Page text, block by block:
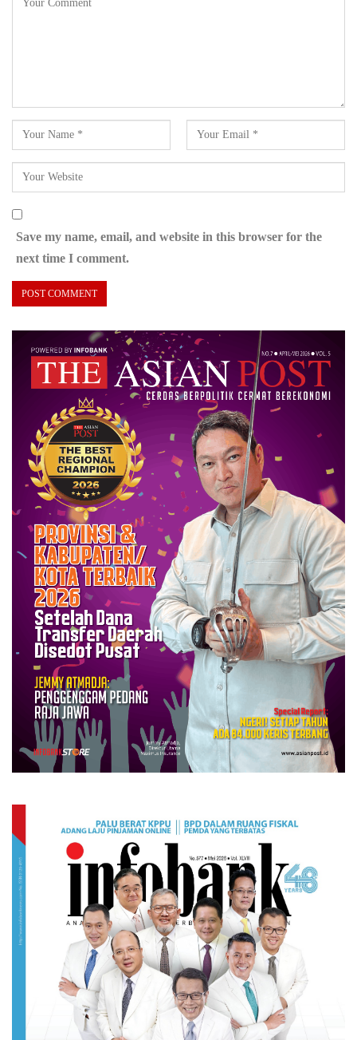
Save my name, email, and website in this browser for the
next time I comment.